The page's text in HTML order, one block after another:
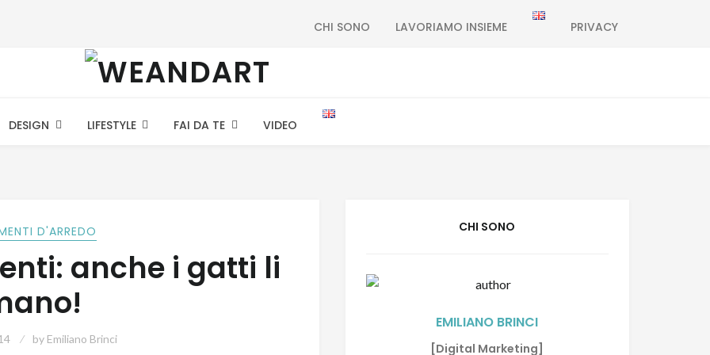
CHI SONO LAVORIAMO INSIEME PRIVACY
DESIGN LIFESTYLE FAI DA TE VIDEO
D'ARREDO
anche i gatti li
by Emiliano Brinci
CHI SONO
EMILIANO BRINCI
[Digital Marketing]